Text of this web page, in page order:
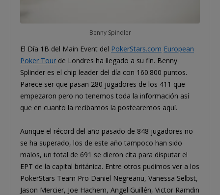
Benny Spindler
El Día 1B del Main Event del PokerStars.com European
Poker Tour de Londres ha llegado a su fin. Benny
Splinder es el chip leader del día con 160.800 puntos.
Parece ser que pasan 280 jugadores de los 411 que
empezaron pero no tenemos toda la información así
que en cuanto la recibamos la postearemos aquí.
Aunque el récord del año pasado de 848 jugadores no
se ha superado, los de este año tampoco han sido
malos, un total de 691 se dieron cita para disputar el
EPT de la capital británica. Entre otros pudimos ver a los
PokerStars Team Pro Daniel Negreanu, Vanessa Selbst,
Jason Mercier, Joe Hachem, Angel Guillén, Victor Ramdin